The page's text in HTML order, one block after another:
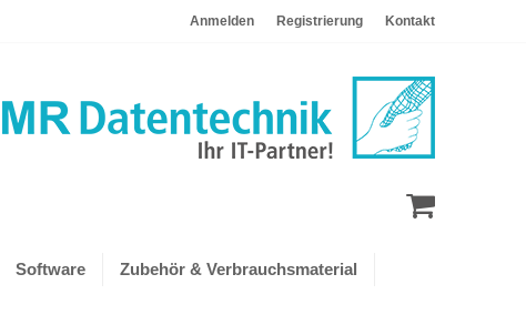
Anmelden Registrierung Kontakt
Software Zubehör & Verbrauchsmaterial